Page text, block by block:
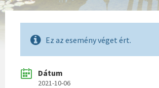
Ez az esemény véget ért.
Dátum
2021-10-06